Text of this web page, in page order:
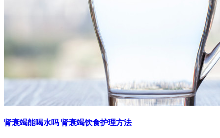
肾衰竭能喝水吗 肾衰竭饮食护理方法